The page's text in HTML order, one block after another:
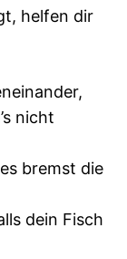
helfen dir
nicht
bremst die
dein Fisch